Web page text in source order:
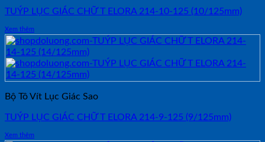
TUÝP LỤC GIÁC CHỮ T ELORA 214-10-125 (10/125mm)
Xem thêm
Bộ Tô Vít Lục Giác Sao
TUÝP LỤC GIÁC CHỮ T ELORA 214-9-125 (9/125mm)
Xem thêm